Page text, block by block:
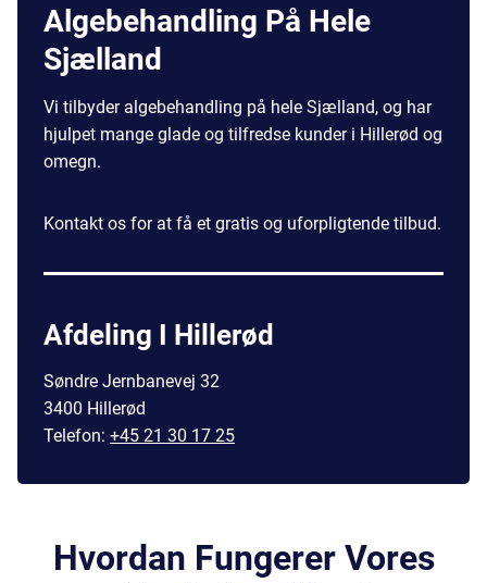
Algebehandling På Hele
Sjælland
Vi tilbyder algebehandling på hele Sjælland, og har
hjulpet mange glade og tilfredse kunder i Hillerød og
omegn.
Kontakt os for at få et gratis og uforpligtende tilbud.
Afdeling I Hillerød
Søndre Jernbanevej 32
3400 Hillerød
Telefon: +45 21 30 17 25
Hvordan Fungerer Vores